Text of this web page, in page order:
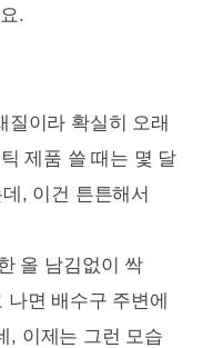
.
질이라 확실히 오래
제품 쓸 때는 몇 달
, 이건 튼튼해서
올 남김없이 싹
면 배수구 주변에
, 이제는 그런 모습